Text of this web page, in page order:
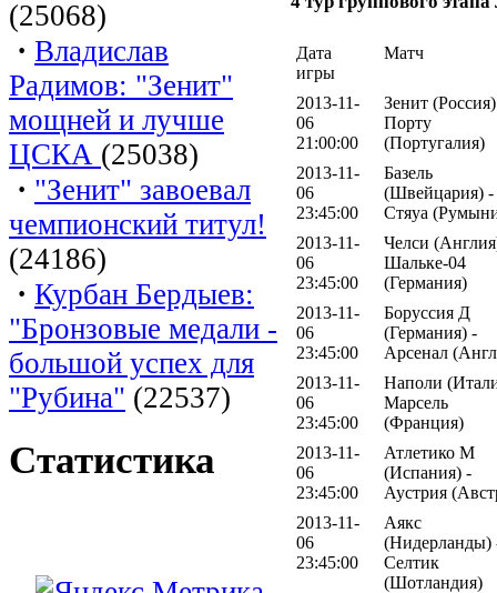
(25068)
· Владислав
Радимов: "Зенит"
мощней и лучше
ЦСКА (25038)
· "Зенит" завоевал
чемпионский титул!
(24186)
· Курбан Бердыев:
"Бронзовые медали -
большой успех для
"Рубина" (22537)
Статистика
Дата
игры
Матч
2013-11-
06
21:00:00
Зенит
Порту
(Португалия)
2013-11-
06
23:45:00
Базель
(Швейцария) -
Стяуа
2013-11-
06
23:45:00
Челси
Шальке-04
(Германия)
2013-11-
06
23:45:00
Боруссия Д
(Германия) -
Арсенал
2013-11-
06
23:45:00
Наполи
Марсель
(Франция)
2013-11-
06
23:45:00
Атлетико М
(Испания) -
Аустрия
2013-11-
06
23:45:00
Аякс
(Нидерланды)
Селтик
(Шотландия)